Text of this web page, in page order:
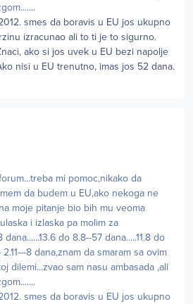
smes da boravis u EU jos ukupno
izracunao ali to ti je to sigurno.
ako si jos uvek u EU bezi napolje
nisi u EU trenutno, imas jos 52 dana.
mi pomoc,nikako da
da budem u EU,ako nekoga ne
moje pitanje bio bih mu veoma
i izlaska pa molim za
do 8.8--57 dana.....11.8 do
8 dana,znam da smaram sa ovim
dilemi...zvao sam nasu ambasada ,ali
smes da boravis u EU jos ukupno